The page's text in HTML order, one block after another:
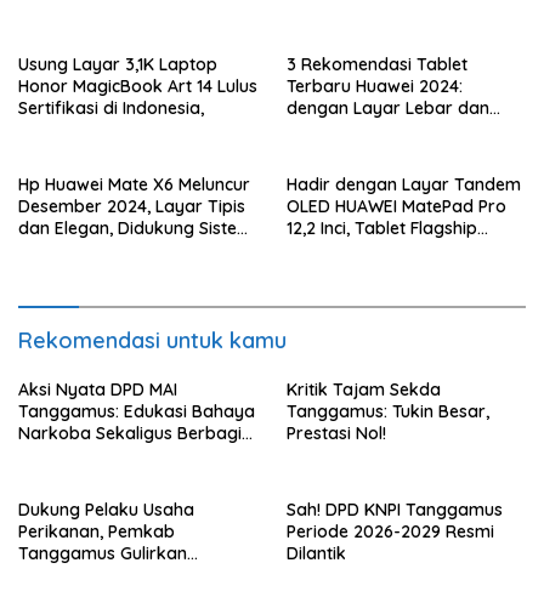
Usung Layar 3,1K Laptop
Honor MagicBook Art 14 Lulus
Sertifikasi di Indonesia,
3 Rekomendasi Tablet
Terbaru Huawei 2024:
dengan Layar Lebar dan
Hp Huawei Mate X6 Meluncur
Desember 2024, Layar Tipis
dan Elegan, Didukung Sistem
Hadir dengan Layar Tandem
OLED HUAWEI MatePad Pro
12,2 Inci, Tablet Flagship
Rekomendasi untuk kamu
Aksi Nyata DPD MAI
Tanggamus: Edukasi Bahaya
Narkoba Sekaligus Berbagi
Kritik Tajam Sekda
Tanggamus: Tukin Besar,
Prestasi Nol!
Dukung Pelaku Usaha
Perikanan, Pemkab
Tanggamus Gulirkan
Sah! DPD KNPI Tanggamus
Periode 2026-2029 Resmi
Dilantik